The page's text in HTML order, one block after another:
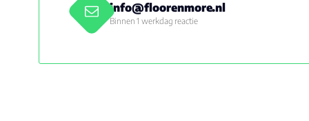
info@floorenmore.nl
Binnen 1 werkdag reactie